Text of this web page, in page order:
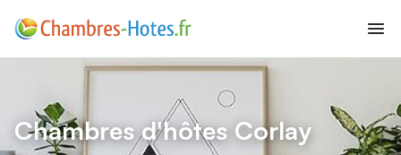
Chambres d'hôtes Corlay